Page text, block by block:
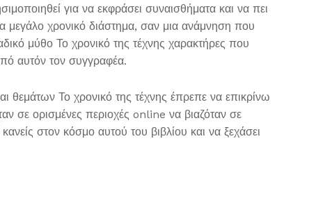
για να εκφράσει συναισθήματα και να πει
μεγάλο χρονικό διάστημα, σαν μια ανάμνηση που
μύθο Το χρονικό της τέχνης χαρακτήρες που
αυτόν τον συγγραφέα.
θεμάτων Το χρονικό της τέχνης έπρεπε να επικρίνω
σε ορισμένες περιοχές online να βιαζόταν σε
στον κόσμο αυτού του βιβλίου και να ξεχάσει